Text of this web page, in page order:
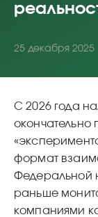
25 декабря 2025
С 2026 года
окончательно
формат
Федеральной
раньше
компаниями